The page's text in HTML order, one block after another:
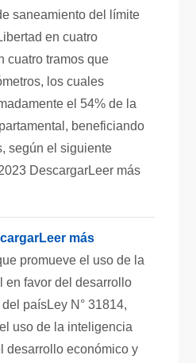
saneamiento del límite
en cuatro
cuatro tramos que
los cuales
el 54% de la
beneficiando
según el siguiente
DescargarLeer más
más
promueve el uso de la
en favor del desarrollo
paísLey N° 31814,
uso de la inteligencia
desarrollo económico y